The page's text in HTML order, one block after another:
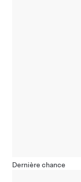
Dernière chance